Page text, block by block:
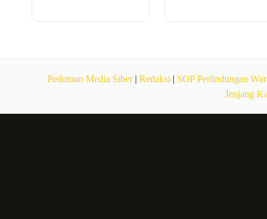
Pedoman Media Siber| Redaksi | SOP Perlindungan
Jenjang